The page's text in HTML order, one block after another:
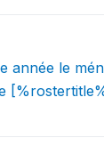
année le